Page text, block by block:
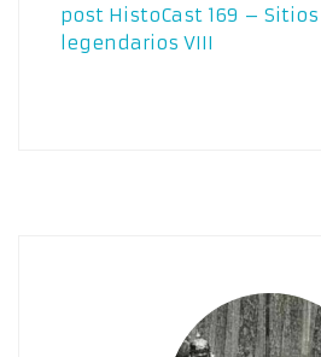
post HistoCast 169 –
legendarios VIII